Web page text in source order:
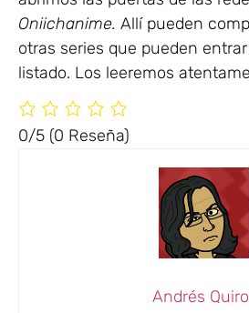
Oniichanime. Allí pueden
otras series que pueden
listado. Los leeremos
0/5 (0 Reseña)
Andrés